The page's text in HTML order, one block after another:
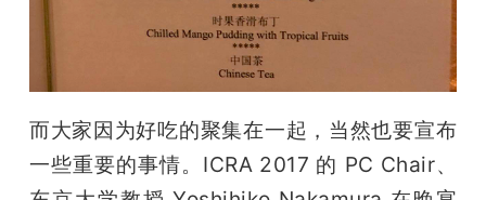
而大家因为好吃的聚集在一起，当然也要宣布
一些重要的事情。ICRA 2017 的 PC Chair、